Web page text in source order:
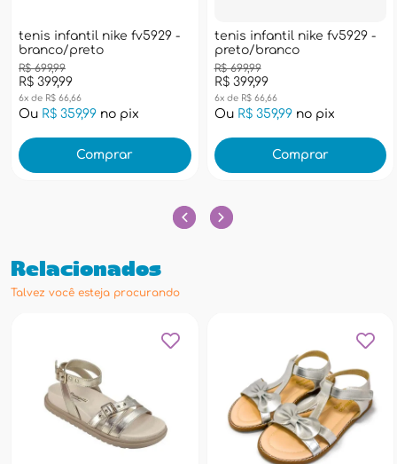
tenis infantil nike fv5929 -
branco/preto
R$ 399,99
R$ 699,99
6x de R$ 66,66
Ou R$ 359,99 no pix
Comprar
tenis infantil nike fv5929 -
preto/branco
R$ 399,99
R$ 699,99
6x de R$ 66,66
Ou R$ 359,99no pix
Comprar
Relacionados
Talvez você esteja procurando